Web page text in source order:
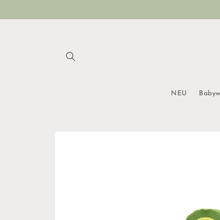
Inhalt
NEU